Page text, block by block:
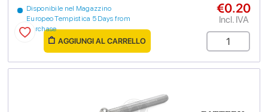
Disponibile nel Magazzino
Europeo Tempistica 5 Days from
purchase
€0.20
Incl. IVA
AGGIUNGI AL CARRELLO